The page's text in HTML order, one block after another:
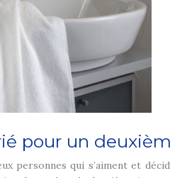
pour un
personnes qui s’aiment et